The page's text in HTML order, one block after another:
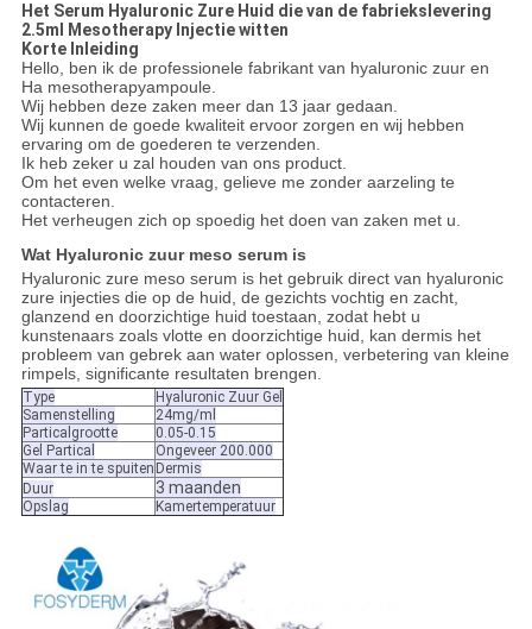
Het Serum Hyaluronic Zure Huid die van de fabriekslevering
2.5ml Mesotherapy Injectie witten
Korte Inleiding
Hello, ben ik de professionele fabrikant van hyaluronic zuur en
Ha mesotherapyampoule.
Wij hebben deze zaken meer dan 13 jaar gedaan.
Wij kunnen de goede kwaliteit ervoor zorgen en wij hebben
ervaring om de goederen te verzenden.
Ik heb zeker u zal houden van ons product.
Om het even welke vraag, gelieve me zonder aarzeling te
contacteren.
Het verheugen zich op spoedig het doen van zaken met u.
Wat Hyaluronic zuur meso serum is
Hyaluronic zure meso serum is het gebruik direct van hyaluronic
zure injecties die op de huid, de gezichts vochtig en zacht,
glanzend en doorzichtige huid toestaan, zodat hebt u
kunstenaars zoals vlotte en doorzichtige huid, kan dermis het
probleem van gebrek aan water oplossen, verbetering van kleine
rimpels, significante resultaten brengen.
Type
Hyaluronic Zuur Gel
Samenstelling
24mg/ml
Particalgrootte
0.05-0.15
Gel Partical
Ongeveer 200.000
Waar te in te spuiten Dermis
Duur
3 maanden
Opslag Kamertemperatuur